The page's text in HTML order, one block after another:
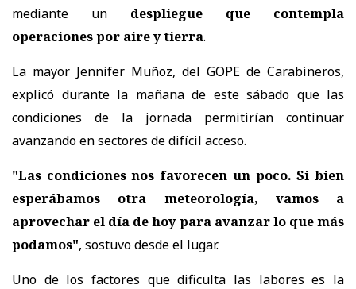
mediante un despliegue que contempla
operaciones por aire y tierra.
La mayor Jennifer Muñoz, del GOPE de Carabineros,
explicó durante la mañana de este sábado que las
condiciones de la jornada permitirían continuar
avanzando en sectores de difícil acceso.
"Las condiciones nos favorecen un poco. Si bien
esperábamos otra meteorología, vamos a
aprovechar el día de hoy para avanzar lo que más
podamos", sostuvo desde el lugar.
Uno de los factores que dificulta las labores es la